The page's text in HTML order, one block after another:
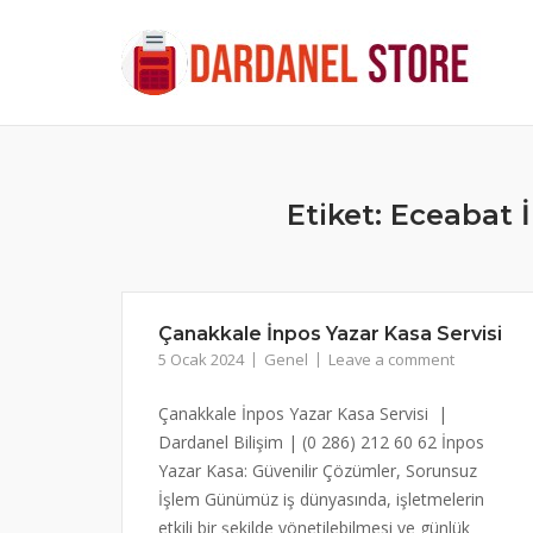
Etiket: Eceabat
Çanakkale İnpos Yazar Kasa Servisi
5 Ocak 2024 Genel Leave a comment
Çanakkale İnpos Yazar Kasa Servisi |
Dardanel Bilişim | (0 286) 212 60 62 İnpos
Yazar Kasa: Güvenilir Çözümler, Sorunsuz
İşlem Günümüz iş dünyasında, işletmelerin
etkili bir şekilde yönetilebilmesi ve günlük